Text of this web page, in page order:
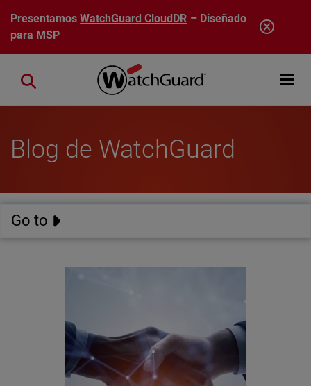
Pasar al contenido principal
PresentamosWatchGuard CloudDR – Diseñado
para MSP
Open
Close search
Blog de WatchGuard
Go to